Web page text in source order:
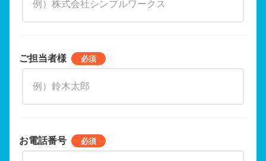
ご担当者様
お電話番号